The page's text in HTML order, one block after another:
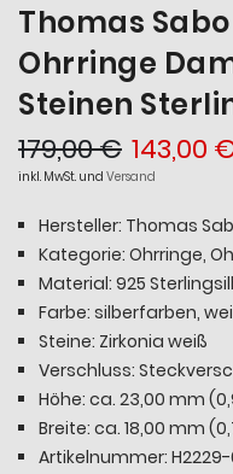
Thomas Sabo
Ohrringe
Steinen
143,00
179,00 €
inkl. MwSt. und Versand
Hersteller: Thomas
Kategorie: Ohrringe,
Material: 925
Farbe: silberfarben,
Steine: Zirkonia weiß
Verschluss:
Höhe: ca. 23,00 mm
Breite: ca. 18,00 mm
Artikelnummer: H2229-